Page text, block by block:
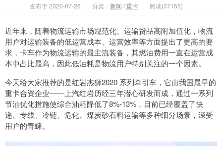
超级商用车
发布于 2020-07-26 分类： 新闻 /重卡 阅读(37155)
近年来，随着物流运输市场规范化、运输货品高附加值化，物流
用户对运输装备的低运营成本、运营效率等方面提出了更高的要
求，卡车作为物流运输的最主流装备，其燃油费用一直在运营成
本中占比最高，因此低油耗是物流用户特别关注的一个因素。
今天给大家推荐的是红岩杰狮2020 系列牵引车，它由我国最早的
重卡合资企业——上汽红岩历经三年潜心研发而成，通过一系列
节油优化措施使综合油耗降低了8%-13%，目前已经覆盖了快
递、专线、冷链、危化、煤炭砂石料运输等多种细分场景，深受
用户的青睐。